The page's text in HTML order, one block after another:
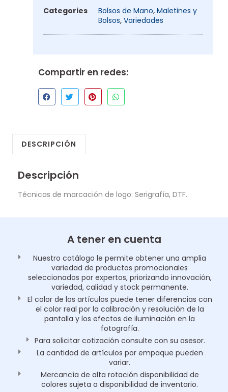
Categories
Bolsos de Mano, Maletines y
Bolsos, Variedades
Compartir en redes:
DESCRIPCIÓN
Descripción
Técnicas de marcación de logo: Serigrafía, DTF.
A tener en cuenta
Nuestro catálogo le permite obtener una amplia
variedad de productos promocionales
seleccionados por expertos, priorizando innovación,
variedad, calidad y stock permanente.
El color de los artículos puede tener diferencias con
el color real por la calibración y resolución de la
pantalla y los efectos de iluminación en la
fotografía.
Para solicitar cotización consulte con su asesor.
La cantidad de artículos por empaque pueden
variar.
Mercancía de alta rotación disponibilidad de
colores sujeta a disponibilidad de inventario.